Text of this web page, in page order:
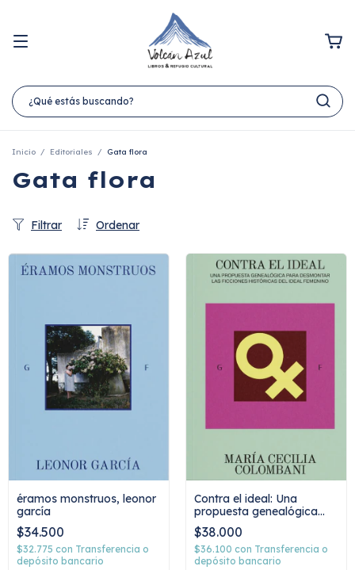
Inicio / Editoriales / Gata flora
Gata flora
Ordenar
Filtrar
éramos monstruos, leonor
garcía
$34.500
$32.775 con Transferencia o
depósito bancario
Contra el ideal: Una
propuesta genealógica
para desmontar las
ficciones históricas del
ideal femenino, María
Cecilia Colombani
$38.000
$36.100 con Transferencia o
depósito bancario